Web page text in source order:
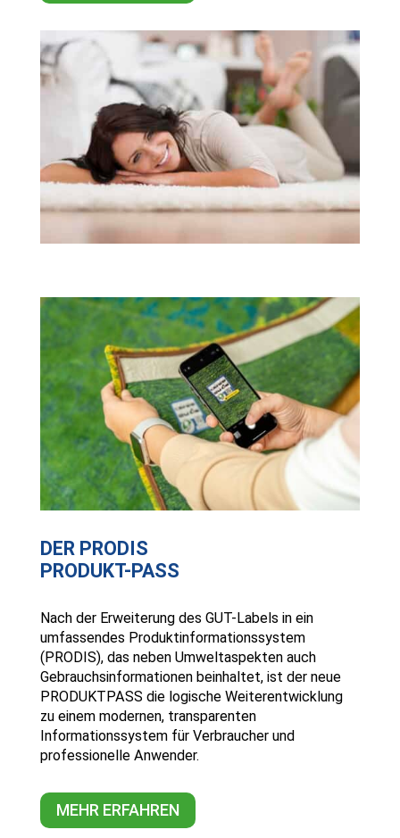
DER PRODIS
PRODUKT-PASS
Nach der Erweiterung des GUT-Labels in ein
umfassendes Produktinformationssystem
(PRODIS), das neben Umweltaspekten auch
Gebrauchsinformationen beinhaltet, ist der neue
PRODUKTPASS die logische Weiterentwicklung
zu einem modernen, transparenten
Informationssystem für Verbraucher und
professionelle Anwender.
MEHR ERFAHREN